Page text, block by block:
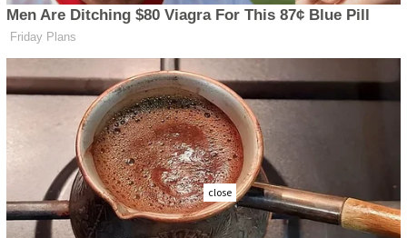
close